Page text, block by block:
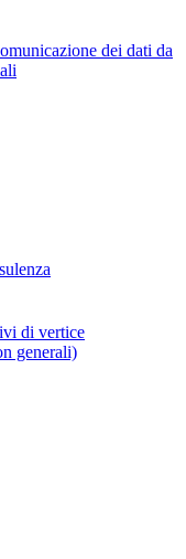
dei dati da
di vertice
generali)